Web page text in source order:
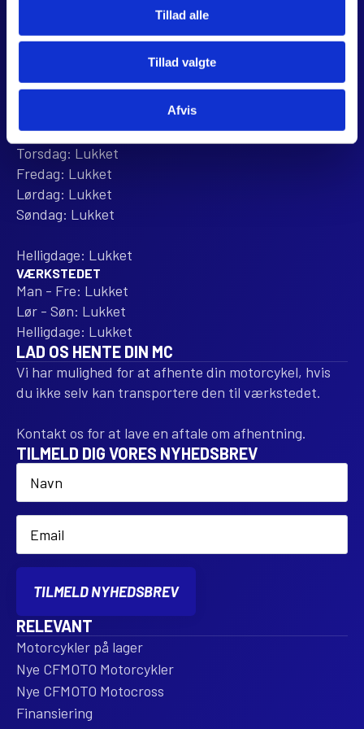
Tillad alle
Tillad valgte
Afvis
Anmeld os på Trustpilot
Mandag: 10:00 - 16:00
Onsdag: 10:00 - 16:00
Torsdag: Lukket
Fredag: Lukket
Lørdag: Lukket
Søndag: Lukket
Helligdage: Lukket
VÆRKSTEDET
Man - Fre: Lukket
Lør - Søn: Lukket
Helligdage: Lukket
LAD OS HENTE DIN MC
Vi har mulighed for at afhente din motorcykel, hvis
du ikke selv kan transportere den til værkstedet.
Kontakt os for at lave en aftale om afhentning.
TILMELD DIG VORES NYHEDSBREV
Name
Email
TILMELD NYHEDSBREV
RELEVANT
Motorcykler på lager
Nye CFMOTO Motorcykler
Nye CFMOTO Motocross
Finansiering